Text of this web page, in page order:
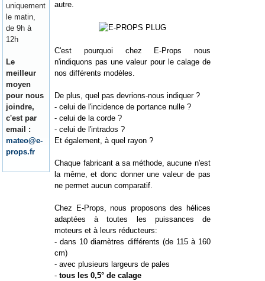
uniquement
le matin,
de 9h à
12h
Le
meilleur
moyen
pour nous
joindre,
c'est par
email :
mateo@e-
props.fr
autre.
C'est pourquoi chez E-Props nous
n'indiquons pas une valeur pour le calage de
nos différents modèles.
De plus, quel pas devrions-nous indiquer ?
- celui de l'incidence de portance nulle ?
- celui de la corde ?
- celui de l'intrados ?
Et également, à quel rayon ?
Chaque fabricant a sa méthode, aucune n'est
la même, et donc donner une valeur de pas
ne permet aucun comparatif.
Chez E-Props, nous proposons des hélices
adaptées à toutes les puissances de
moteurs et à leurs réducteurs:
- dans 10 diamètres différents (de 115 à 160
cm)
- avec plusieurs largeurs de pales
-tous les 0,5° de calage